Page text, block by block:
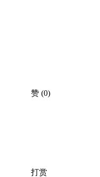
赞 (0)
打赏